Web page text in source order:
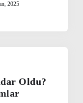
2025
Oldu?